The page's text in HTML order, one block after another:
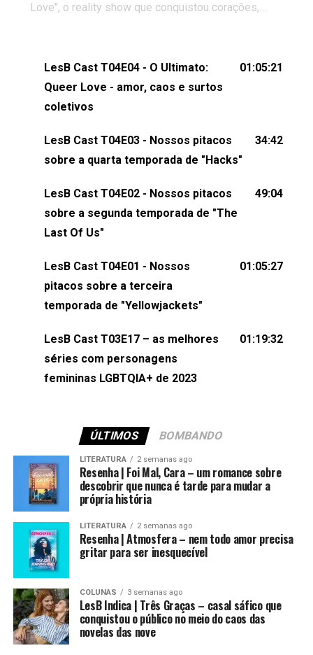
Love", o reality show que conquistou corações,
os melhores momentos, as maiores confusões e,
claro, tudo o que esse reality nos fez pensar (e rir)
sobre amor sáfico!Você também pode participar
comentários, perguntas ou qualquer outra coisa,
nos envie uma mensagem pelas redes sociais ou
esqueça de visitar nosso site e também redes
sociais:Twitter: ⁠⁠⁠⁠@lesbout_br⁠⁠⁠⁠ Instagram: ⁠⁠⁠⁠@lesbout_br⁠⁠⁠⁠
(⁠⁠⁠⁠⁠⁠@KarolenPassos⁠⁠⁠⁠⁠⁠)Participação de Bruna Fentanes
(⁠⁠⁠⁠@brunarfentanes⁠⁠⁠⁠) e Pollyelly FlorêncioEdição de
Naiady Machado
LesB Cast T04E04 - O Ultimato:
Queer Love - amor, caos e surtos
coletivos
01:05:21
LesB Cast T04E03 - Nossos pitacos
sobre a quarta temporada de "Hacks"
34:42
LesB Cast T04E02 - Nossos pitacos
sobre a segunda temporada de "The
Last Of Us"
49:04
LesB Cast T04E01 - Nossos
pitacos sobre a terceira
temporada de "Yellowjackets"
01:05:27
LesB Cast T03E17 – as melhores
séries com personagens
femininas LGBTQIA+ de 2023
01:19:32
ÚLTIMOS BOMBANDO
LITERATURA 2 semanas ago
Resenha | Foi Mal, Cara – um romance sobre
descobrir que nunca é tarde para mudar a
própria história
LITERATURA 2 semanas ago
Resenha | Atmosfera – nem todo amor precisa
gritar para ser inesquecível
COLUNAS 3 semanas ago
LesB Indica | Três Graças – casal sáfico que
conquistou o público no meio do caos das
novelas das nove